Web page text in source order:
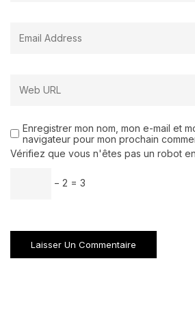
Enregistrer mon nom, mon e-mail et
navigateur pour mon prochain
Vérifiez que vous n'êtes pas un robot
− 2 = 3